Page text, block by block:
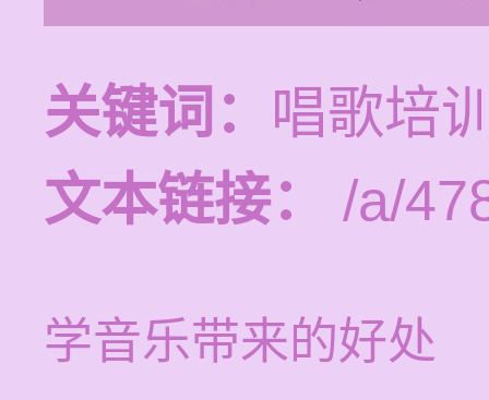
关键词： 唱歌培
文本链接：
/a/
学音乐带来的好处